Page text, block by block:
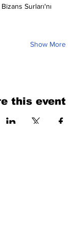
Surları'nı
Show More
this event